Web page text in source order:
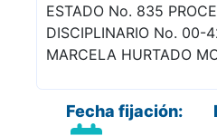
ESTADO No. 835
DISCIPLINARIO No. 00-
MARCELA HURTADO
Fecha fijación: